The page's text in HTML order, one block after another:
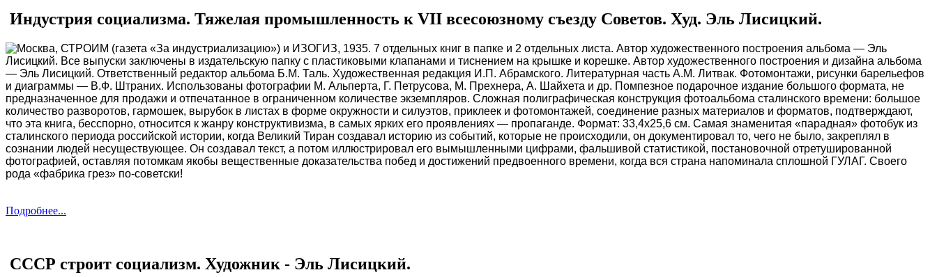
Индустрия социализма. Тяжелая промышленность к VII всесоюзному съезду Советов. Худ. Эль Лисицкий.
Москва, СТРОИМ (газета «За индустриализацию») и ИЗОГИЗ, 1935. 7 отдельных книг в папке и 2 отдельных листа. Автор художественного построения альбома — Эль
Лисицкий. Все выпуски заключены в издательскую папку с пластиковыми клапанами и тиснением на крышке и корешке. Автор художественного построения и дизайна альбома
— Эль Лисицкий. Ответственный редактор альбома Б.М. Таль. Художественная редакция И.П. Абрамского. Литературная часть А.М. Литвак. Фотомонтажи, рисунки барельефов
и диаграммы — В.Ф. Штраних. Использованы фотографии М. Альперта, Г. Петрусова, М. Прехнера, А. Шайхета и др. Помпезное подарочное издание большого формата, не
предназначенное для продажи и отпечатанное в ограниченном количестве экземпляров. Сложная полиграфическая конструкция фотоальбома сталинского времени: большое
количество разворотов, гармошек, вырубок в листах в форме окружности и силуэтов, приклеек и фотомонтажей, соединение разных материалов и форматов, подтверждают,
что эта книга, бесспорно, относится к жанру конструктивизма, в самых ярких его проявлениях — пропаганде. Формат: 33,4х25,6 см. Самая знаменитая «парадная» фотобук из
сталинского периода российской истории, когда Великий Тиран создавал историю из событий, которые не происходили, он документировал то, чего не было, закреплял в
сознании людей несуществующее. Он создавал текст, а потом иллюстрировал его вымышленными цифрами, фальшивой статистикой, постановочной отретушированной
фотографией, оставляя потомкам якобы вещественные доказательства побед и достижений предвоенного времени, когда вся страна напоминала сплошной ГУЛАГ. Своего
рода «фабрика грез» по-советски!
Подробнее...
СССР строит социализм. Художник - Эль Лисицкий.